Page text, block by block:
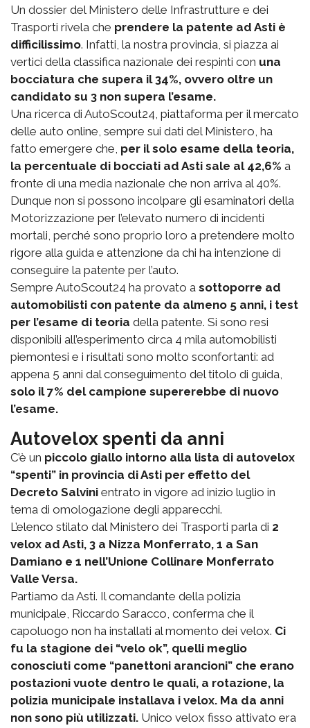
Un dossier del Ministero delle Infrastrutture e dei
Trasporti rivela che prendere la patente ad Asti è
difficilissimo. Infatti, la nostra provincia, si piazza ai
vertici della classifica nazionale dei respinti con una
bocciatura che supera il 34%, ovvero oltre un
candidato su 3 non supera l’esame.
Una ricerca di AutoScout24, piattaforma per il mercato
delle auto online, sempre sui dati del Ministero, ha
fatto emergere che, per il solo esame della teoria,
la percentuale di bocciati ad Asti sale al 42,6% a
fronte di una media nazionale che non arriva al 40%.
Dunque non si possono incolpare gli esaminatori della
Motorizzazione per l’elevato numero di incidenti
mortali, perché sono proprio loro a pretendere molto
rigore alla guida e attenzione da chi ha intenzione di
conseguire la patente per l’auto.
Sempre AutoScout24 ha provato a sottoporre ad
automobilisti con patente da almeno 5 anni, i test
per l’esame di teoria della patente. Si sono resi
disponibili all’esperimento circa 4 mila automobilisti
piemontesi e i risultati sono molto sconfortanti: ad
appena 5 anni dal conseguimento del titolo di guida,
solo il 7% del campione supererebbe di nuovo
l’esame.
Autovelox spenti da anni
C’è un piccolo giallo intorno alla lista di autovelox
“spenti” in provincia di Asti per effetto del
Decreto Salvini entrato in vigore ad inizio luglio in
tema di omologazione degli apparecchi.
L’elenco stilato dal Ministero dei Trasporti parla di 2
velox ad Asti, 3 a Nizza Monferrato, 1 a San
Damiano e 1 nell’Unione Collinare Monferrato
Valle Versa.
Partiamo da Asti. Il comandante della polizia
municipale, Riccardo Saracco, conferma che il
capoluogo non ha installati al momento dei velox. Ci
fu la stagione dei “velo ok”, quelli meglio
conosciuti come “panettoni arancioni” che erano
postazioni vuote dentro le quali, a rotazione, la
polizia municipale installava i velox. Ma da anni
non sono più utilizzati. Unico velox fisso attivato era